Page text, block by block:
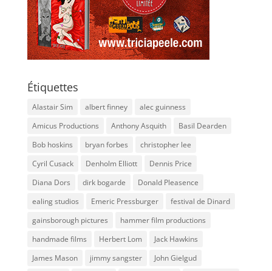
Étiquettes
Alastair Sim albert finney
alec guinness
Amicus Productions
Anthony Asquith
Basil Dearden
Bob hoskins
bryan forbes
christopher lee
Cyril Cusack
Denholm Elliott
Dennis Price
Diana Dors
dirk bogarde
Donald Pleasence
ealing studios
Emeric Pressburger
festival de Dinard
gainsborough pictures
hammer film productions
handmade films
Herbert Lom
Jack Hawkins
James Mason
jimmy sangster
John Gielgud